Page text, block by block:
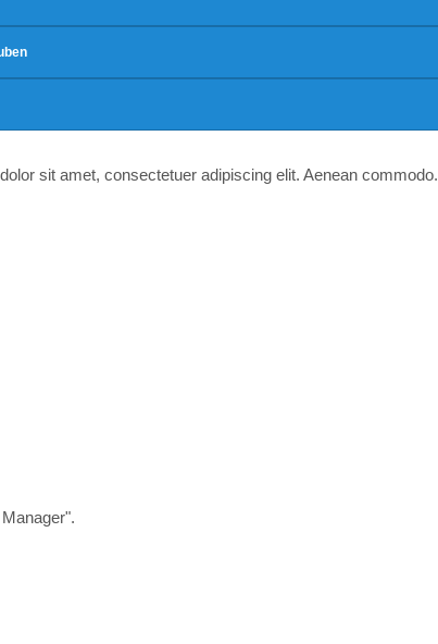
sit amet, consectetuer adipiscing elit. Aenean commodo.